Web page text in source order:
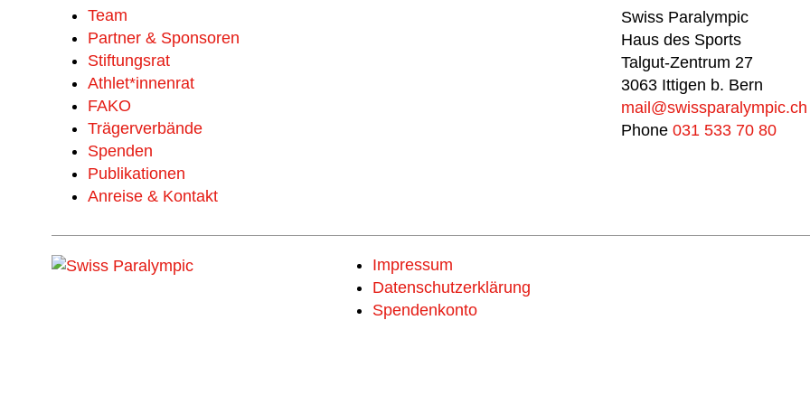
Team
Partner & Sponsoren
Stiftungsrat
Athlet*innenrat
FAKO
Trägerverbände
Spenden
Publikationen
Anreise & Kontakt
Swiss Paralympic
Haus des Sports
Talgut-Zentrum 27
3063 Ittigen b. Bern
mail@swissparalympic.ch
Phone 031 533 70 80
Impressum
Datenschutzerklärung
Spendenkonto